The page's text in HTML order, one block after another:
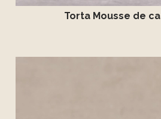
Torta Mousse de